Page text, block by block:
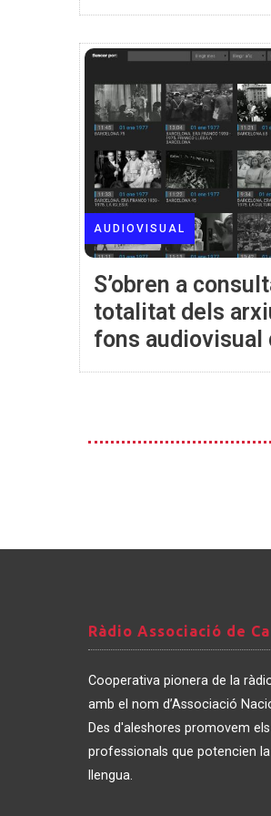
AUDIOVISUAL
S’obren a
totalitat dels
fons audiovisual
Ràdio
Associació
de
Catalunya
Ràdio Associació de
Cooperativa pionera de la
amb el nom d’Associació
Des d'aleshores promovem
professionals que potencien
llengua.